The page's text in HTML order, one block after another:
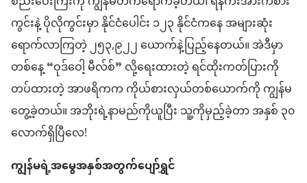
ကွင်း​နဲ့ ပိုလို​ကွင်း​မှာ နိုင်ငံ​ပေါင်း ၁၂၃ နိုင်ငံ​ကနေ အများဆုံး​
ရောက်လာ​ကြ​တဲ့ ၂၅၃,၉၂၂ ယောက်​နဲ့​ပြည့်​နေတယ်။ အဲဒီမှာ
တစ်နေ့ “ဝုဒ်​ဝေါ့ မီလ်စ်” လို့​ရေးထားတဲ့ ရင်ထိုးကတ်​ပြား​ကို​
တပ်ထား​တဲ့ အာဖရိက​က ကိုယ်စားလှယ်​တစ်ယောက်ကို ကျွန်မ​
တွေ့ခဲ့​တယ်။ အဘိုး​ရဲ့​နာမည်​ကို​ယူပြီး သူ့ကို​မှည့်​ခဲ့​တာ အနှစ် ၃၀
လောက်​ရှိပြီ​လေ!
ကျွန်မ​ရဲ့​အမွေအနှစ်​အတွက်​ပျော်ရွှင်